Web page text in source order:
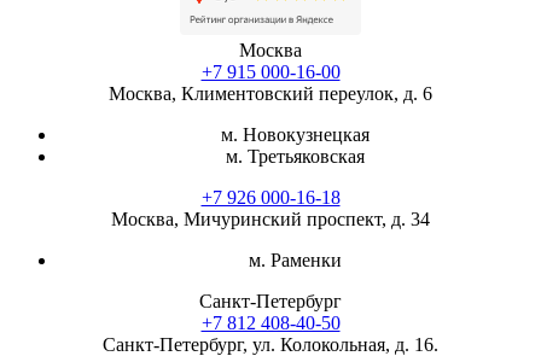
Москва
+7 915 000-16-00
Москва, Климентовский переулок, д. 6
м. Новокузнецкая
м. Третьяковская
+7 926 000-16-18
Москва, Мичуринский проспект, д. 34
м. Раменки
Санкт-Петербург
+7 812 408-40-50
Санкт-Петербург, ул. Колокольная, д. 16.